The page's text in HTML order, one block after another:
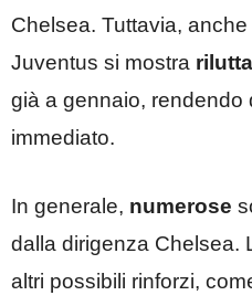
Chelsea. Tuttavia,
Juventus si mostra
già a gennaio, rendendo
immediato.
In generale, numerose
dalla dirigenza Chelsea.
altri possibili rinforzi,